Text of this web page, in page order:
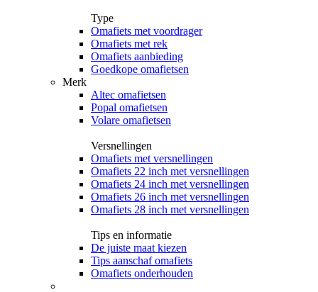
Type
Omafiets met voordrager
Omafiets met rek
Omafiets aanbieding
Goedkope omafietsen
Merk
Altec omafietsen
Popal omafietsen
Volare omafietsen
Versnellingen
Omafiets met versnellingen
Omafiets 22 inch met versnellingen
Omafiets 24 inch met versnellingen
Omafiets 26 inch met versnellingen
Omafiets 28 inch met versnellingen
Tips en informatie
De juiste maat kiezen
Tips aanschaf omafiets
Omafiets onderhouden